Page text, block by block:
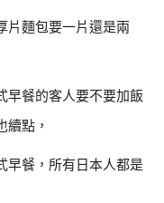
片麵包要一片還是兩
早餐的客人要不要加飯
續點，
早餐，所有日本人都是